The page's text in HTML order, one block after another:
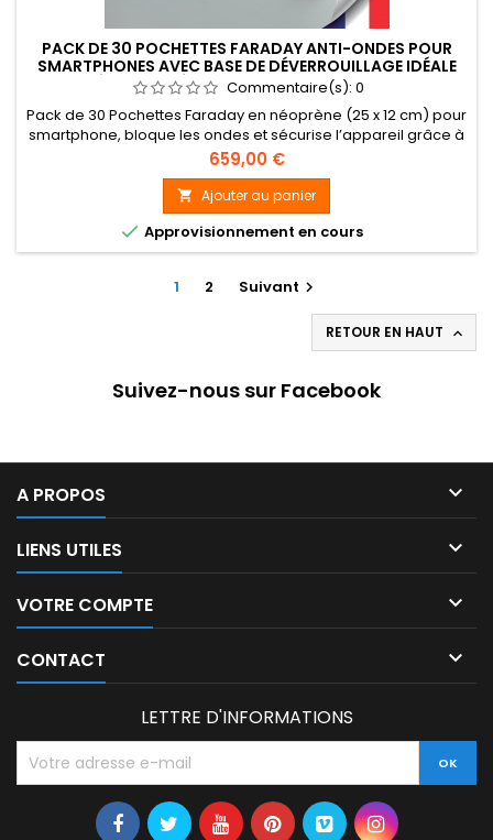
PACK DE 30 POCHETTES FARADAY ANTI-ONDES POUR
SMARTPHONES AVEC BASE DE DÉVERROUILLAGE IDÉALE
ÉCOLES ET ÉTABLISSEMENTS SCOLAIRES
Commentaire(s): 0
Pack de 30 Pochettes Faraday en néoprène (25 x 12 cm) pour
smartphone, bloque les ondes et sécurise l’appareil grâce à
sa fermeture magnétique anti-vol. Idéale pour écoles et
établissements scolaires, avec base de démagnétisation
Prix
659,00 €
 Ajouter au panier
 Approvisionnement en cours
1 2 Suivant 
RETOUR EN HAUT 
Suivez-nous sur Facebook
A PROPOS 
LIENS UTILES 
VOTRE COMPTE 
CONTACT 
LETTRE D'INFORMATIONS